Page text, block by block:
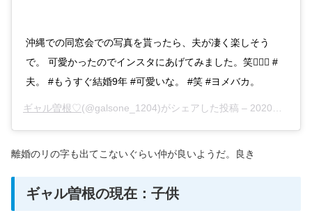
沖縄での同窓会での写真を貰ったら、夫が凄く楽しそう
で。 可愛かったのでインスタにあげてみました。笑🧚🏻‍♀️ #
夫。 #もうすぐ結婚9年 #可愛いな。 #笑 #ヨメバカ。
ギャル曽根♡(@galsone_1204)がシェアした投稿 – 2020年 1月月31日午後5時29分PST
離婚のリの字も出てこないぐらい仲が良いようだ。良き
ギャル曽根の現在：子供